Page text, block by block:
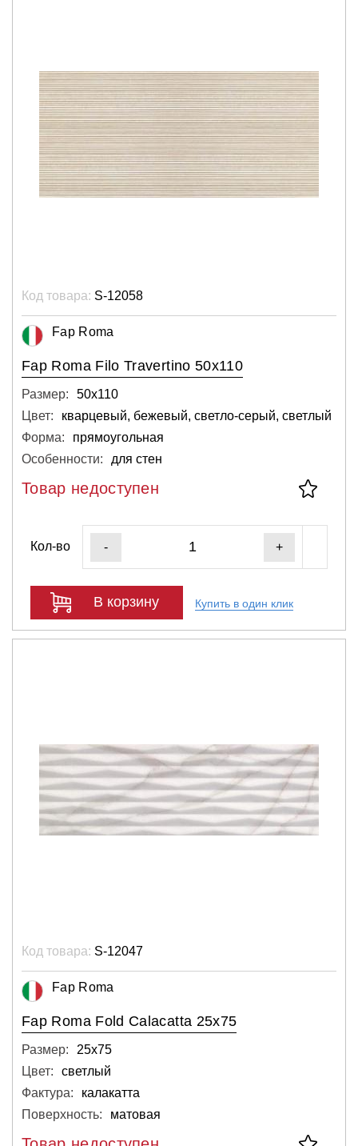
Код товара: S-12058
Fap Roma
Fap Roma Filo Travertino 50x110
Размер:
50х110
Цвет:
кварцевый, бежевый, светло-серый, светлый
Форма:
прямоугольная
Особенности:
для стен
Товар недоступен
Кол-во - +
В корзину Купить в один клик
Код товара: S-12047
Fap Roma
Fap Roma Fold Calacatta 25x75
Размер:
25х75
Цвет:
светлый
Фактура:
калакатта
Поверхность:
матовая